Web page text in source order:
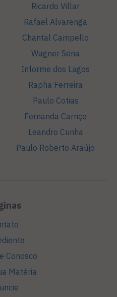
Ricardo Villar
Rafael Alvarenga
Chantal Campello
Wagner Sena
Informe dos Lagos
Rapha Ferreira
Paulo Cotias
Fernanda Carriço
Leandro Cunha
Paulo Roberto Araújo
Conosco
Matéria